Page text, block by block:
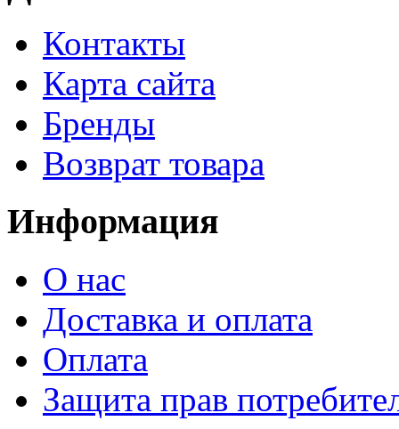
Контакты
Карта сайта
Бренды
Возврат товара
Информация
О нас
Доставка и оплата
Оплата
Защита прав